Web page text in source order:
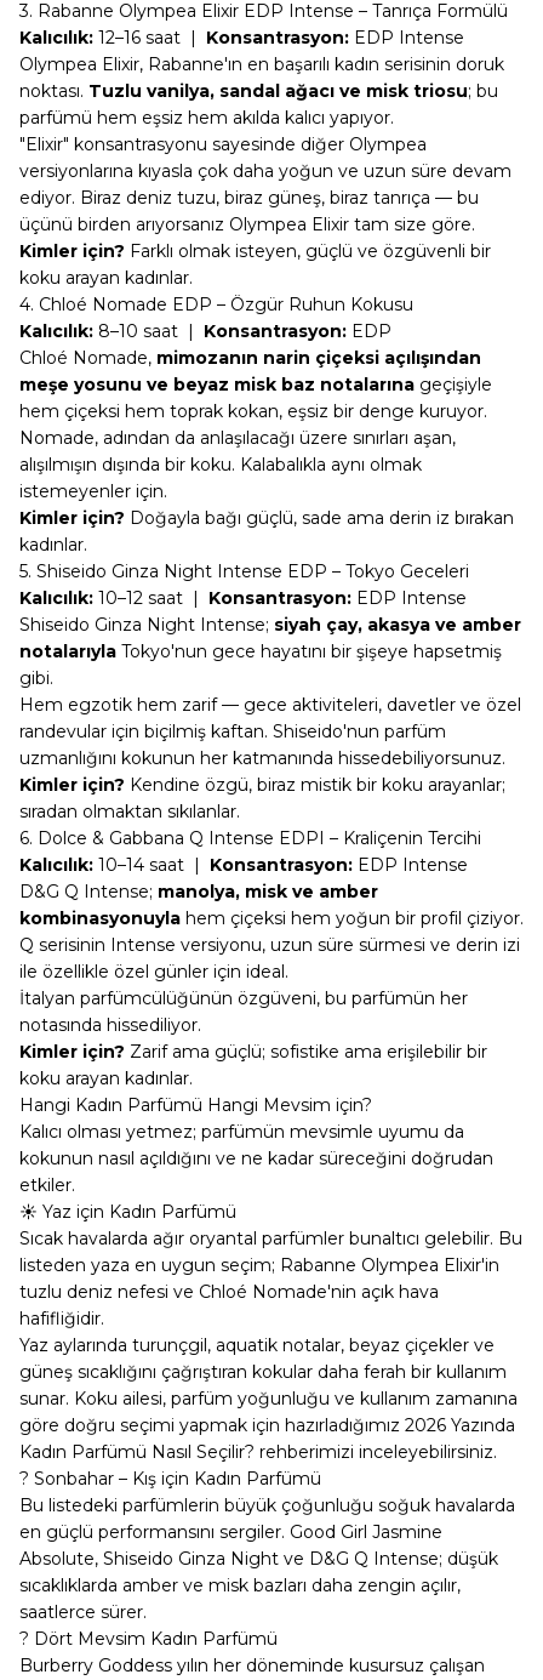
3. Rabanne Olympea Elixir EDP Intense – Tanrıça Formülü
Kalıcılık: 12–16 saat | Konsantrasyon: EDP Intense
Olympea Elixir, Rabanne'ın en başarılı kadın serisinin doruk
noktası. Tuzlu vanilya, sandal ağacı ve misk triosu; bu
parfümü hem eşsiz hem akılda kalıcı yapıyor.
"Elixir" konsantrasyonu sayesinde diğer Olympea
versiyonlarına kıyasla çok daha yoğun ve uzun süre devam
ediyor. Biraz deniz tuzu, biraz güneş, biraz tanrıça — bu
üçünü birden arıyorsanız Olympea Elixir tam size göre.
Kimler için? Farklı olmak isteyen, güçlü ve özgüvenli bir
koku arayan kadınlar.
4. Chloé Nomade EDP – Özgür Ruhun Kokusu
Kalıcılık: 8–10 saat | Konsantrasyon: EDP
Chloé Nomade, mimozanın narin çiçeksi açılışından
meşe yosunu ve beyaz misk baz notalarına geçişiyle
hem çiçeksi hem toprak kokan, eşsiz bir denge kuruyor.
Nomade, adından da anlaşılacağı üzere sınırları aşan,
alışılmışın dışında bir koku. Kalabalıkla aynı olmak
istemeyenler için.
Kimler için? Doğayla bağı güçlü, sade ama derin iz bırakan
kadınlar.
5. Shiseido Ginza Night Intense EDP – Tokyo Geceleri
Kalıcılık: 10–12 saat | Konsantrasyon: EDP Intense
Shiseido Ginza Night Intense; siyah çay, akasya ve amber
notalarıyla Tokyo'nun gece hayatını bir şişeye hapsetmiş
gibi.
Hem egzotik hem zarif — gece aktiviteleri, davetler ve özel
randevular için biçilmiş kaftan. Shiseido'nun parfüm
uzmanlığını kokunun her katmanında hissedebiliyorsunuz.
Kimler için? Kendine özgü, biraz mistik bir koku arayanlar;
sıradan olmaktan sıkılanlar.
6. Dolce & Gabbana Q Intense EDPI – Kraliçenin Tercihi
Kalıcılık: 10–14 saat | Konsantrasyon: EDP Intense
D&G Q Intense; manolya, misk ve amber
kombinasyonuyla hem çiçeksi hem yoğun bir profil çiziyor.
Q serisinin Intense versiyonu, uzun süre sürmesi ve derin izi
ile özellikle özel günler için ideal.
İtalyan parfümcülüğünün özgüveni, bu parfümün her
notasında hissediliyor.
Kimler için? Zarif ama güçlü; sofistike ama erişilebilir bir
koku arayan kadınlar.
Hangi Kadın Parfümü Hangi Mevsim için?
Kalıcı olması yetmez; parfümün mevsimle uyumu da
kokunun nasıl açıldığını ve ne kadar süreceğini doğrudan
etkiler.
☀️ Yaz için Kadın Parfümü
Sıcak havalarda ağır oryantal parfümler bunaltıcı gelebilir. Bu
listeden yaza en uygun seçim; Rabanne Olympea Elixir'in
tuzlu deniz nefesi ve Chloé Nomade'nin açık hava
hafifliğidir.
Yaz aylarında turunçgil, aquatik notalar, beyaz çiçekler ve
güneş sıcaklığını çağrıştıran kokular daha ferah bir kullanım
sunar. Koku ailesi, parfüm yoğunluğu ve kullanım zamanına
göre doğru seçimi yapmak için hazırladığımız 2026 Yazında
Kadın Parfümü Nasıl Seçilir? rehberimizi inceleyebilirsiniz.
? Sonbahar – Kış için Kadın Parfümü
Bu listedeki parfümlerin büyük çoğunluğu soğuk havalarda
en güçlü performansını sergiler. Good Girl Jasmine
Absolute, Shiseido Ginza Night ve D&G Q Intense; düşük
sıcaklıklarda amber ve misk bazları daha zengin açılır,
saatlerce sürer.
? Dört Mevsim Kadın Parfümü
Burberry Goddess yılın her döneminde kusursuz çalışan